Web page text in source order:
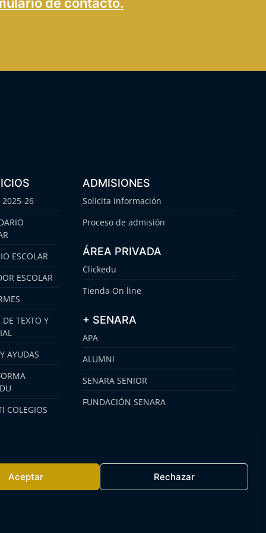
Aceptar Rechazar
2025-26
ESCOLAR
ESCOLAR
DE TEXTO Y
AYUDAS
COLEGIOS
ADMISIONES
Solicita información
Proceso de admisión
ÁREA PRIVADA
Clickedu
Tienda On line
+ SENARA
APA
ALUMNI
SENARA SENIOR
FUNDACIÓN SENARA